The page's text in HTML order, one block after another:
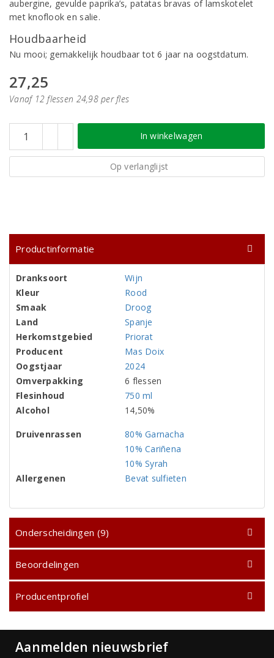
aubergine, gevulde paprika’s, patatas bravas of lamskotelet
met knoflook en salie.
Houdbaarheid
Nu mooi; gemakkelijk houdbaar tot 6 jaar na oogstdatum.
27,25
Vanaf 12 flessen 24,98 per fles
In winkelwagen
Op verlanglijst
Productinformatie
Dranksoort
Wijn
Kleur
Rood
Smaak
Droog
Land
Spanje
Herkomstgebied
Priorat
Producent
Mas Doix
Oogstjaar
2024
Omverpakking
6 flessen
Flesinhoud
750 ml
Alcohol
14,50%
Druivenrassen
80% Garnacha
10% Cariñena
10% Syrah
Allergenen
Bevat sulfieten
Onderscheidingen (9)
Beoordelingen
Producentprofiel
Aanmelden nieuwsbrief